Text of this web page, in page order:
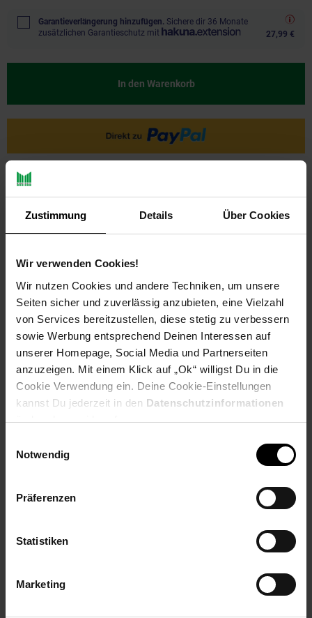
Zustimmung Details Über Cookies
Wir verwenden Cookies!
Wir nutzen Cookies und andere Techniken, um unsere
Seiten sicher und zuverlässig anzubieten, eine Vielzahl
von Services bereitzustellen, diese stetig zu verbessern
sowie Werbung entsprechend Deinen Interessen auf
unserer Homepage, Social Media und Partnerseiten
anzuzeigen. Mit einem Klick auf „Ok“ willigst Du in die
Cookie Verwendung ein. Deine Cookie-Einstellungen
kannst Du jederzeit in den Datenschutzinformationen
ändern bzw. widerrufen.
Notwendig
Präferenzen
Statistiken
Marketing
Garantieverlängerung hinzufügen. Sichere dir 36 Monate
zusätzlichen Garantieschutz mit
27,99 €
In den Warenkorb
Ja, ich möchte ein Altgerät abgeben.
PAYBACK
Extra°Punkte:
0
Besiege die Konkurrenz mit einem leichten E-Sport--Headset,
das Razer BlackShark V2 X eine explosive Mischung aus
Artikel gehört zur Kategorie: